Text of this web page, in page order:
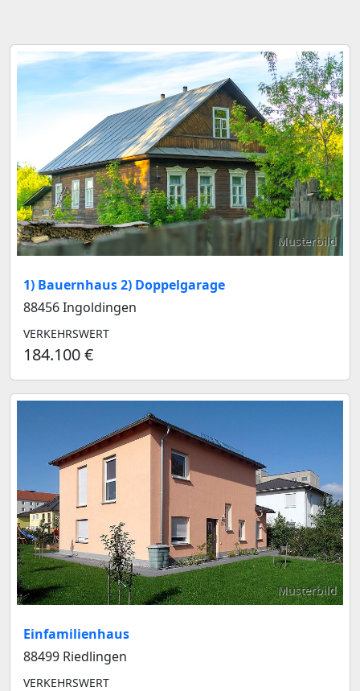
Musterbild
1) Bauernhaus 2) Doppelgarage
88456 Ingoldingen
VERKEHRSWERT
184.100 €
Musterbild
Einfamilienhaus
88499 Riedlingen
VERKEHRSWERT